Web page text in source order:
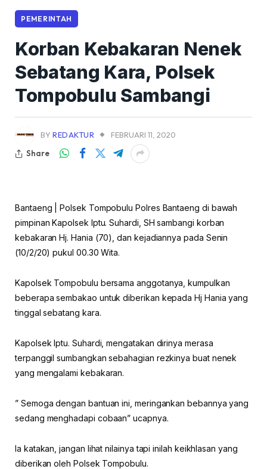
PEMERINTAH
Korban Kebakaran Nenek
Sebatang Kara, Polsek
Tompobulu Sambangi
BY REDAKTUR
FEBRUARI 11, 2020
Share
Bantaeng | Polsek Tompobulu Polres Bantaeng di bawah
pimpinan Kapolsek Iptu. Suhardi, SH sambangi korban
kebakaran Hj. Hania (70), dan kejadiannya pada Senin
(10/2/20) pukul 00.30 Wita.
Kapolsek Tompobulu bersama anggotanya, kumpulkan
beberapa sembakao untuk diberikan kepada Hj Hania yang
tinggal sebatang kara.
Kapolsek Iptu. Suhardi, mengatakan dirinya merasa
terpanggil sumbangkan sebahagian rezkinya buat nenek
yang mengalami kebakaran.
” Semoga dengan bantuan ini, meringankan bebannya yang
sedang menghadapi cobaan” ucapnya.
Ia katakan, jangan lihat nilainya tapi inilah keikhlasan yang
diberikan oleh Polsek Tompobulu.